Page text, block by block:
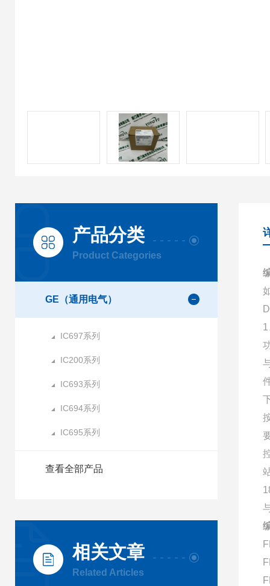
产品分类
Product Categories
GE（通用电气）
IC697系列
IC200系列
IC693系列
IC694系列
IC695系列
查看全部产品
相关文章
Related Articles